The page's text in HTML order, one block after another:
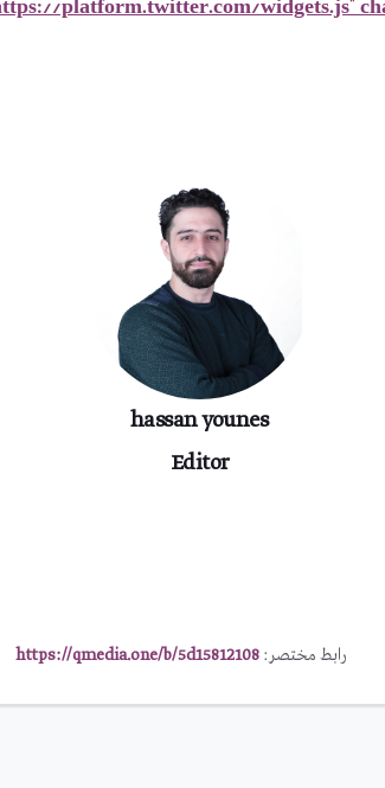
hassan younes
Editor
رابط مختصر: https://qmedia.one/b/5d15812108